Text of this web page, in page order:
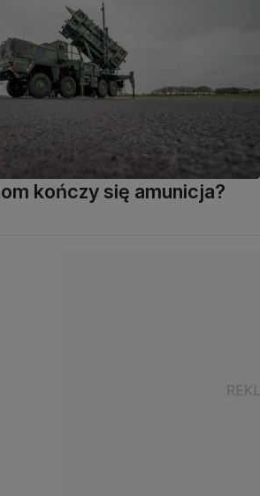
kończy się amunicja?